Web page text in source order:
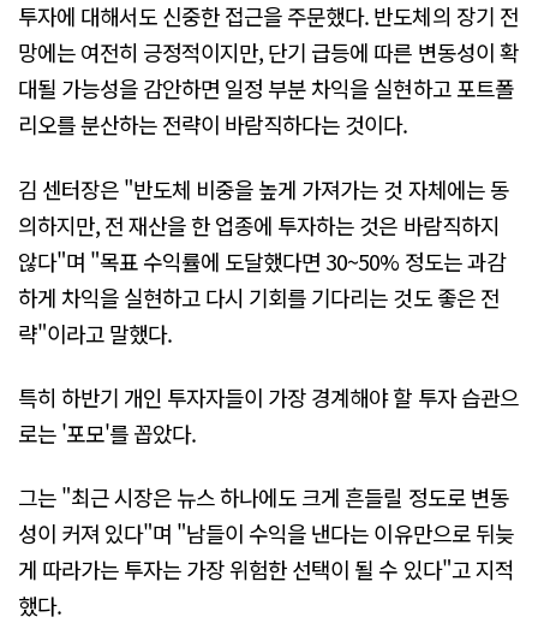
투자에 대해서도 신중한 접근을 주문했다. 반도체의 장기 전
망에는 여전히 긍정적이지만, 단기 급등에 따른 변동성이 확
대될 가능성을 감안하면 일정 부분 차익을 실현하고 포트폴
리오를 분산하는 전략이 바람직하다는 것이다.
김 센터장은 "반도체 비중을 높게 가져가는 것 자체에는 동
의하지만, 전 재산을 한 업종에 투자하는 것은 바람직하지
않다"며 "목표 수익률에 도달했다면 30~50% 정도는 과감
하게 차익을 실현하고 다시 기회를 기다리는 것도 좋은 전
략"이라고 말했다.
특히 하반기 개인 투자자들이 가장 경계해야 할 투자 습관으
로는 '포모'를 꼽았다.
그는 "최근 시장은 뉴스 하나에도 크게 흔들릴 정도로 변동
성이 커져 있다"며 "남들이 수익을 낸다는 이유만으로 뒤늦
게 따라가는 투자는 가장 위험한 선택이 될 수 있다"고 지적
했다.